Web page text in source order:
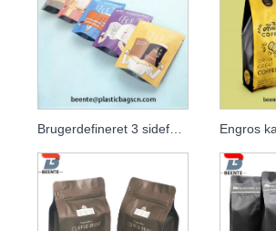
Brugerdefineret 3 sideforsegling mat plastik aluminiumsfolie kaffepose